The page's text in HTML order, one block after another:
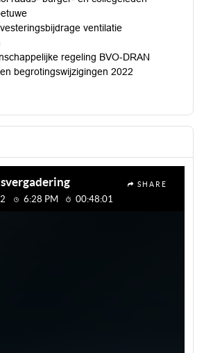
ventilatie
regeling BVO-DRAN
begrotingswijzigingen 2022